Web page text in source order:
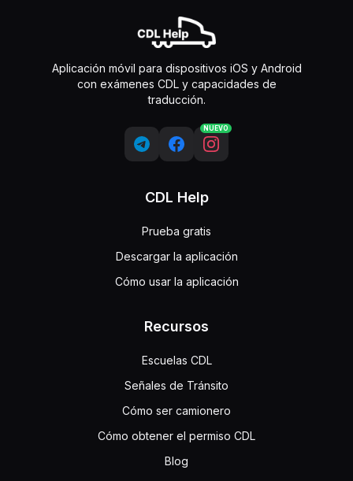
Aplicación móvil para dispositivos iOS y Android
con exámenes CDL y capacidades de
traducción.
NUEVO
CDL Help
Prueba gratis
Descargar la aplicación
Cómo usar la aplicación
Recursos
Escuelas CDL
Señales de Tránsito
Cómo ser camionero
Cómo obtener el permiso CDL
Blog